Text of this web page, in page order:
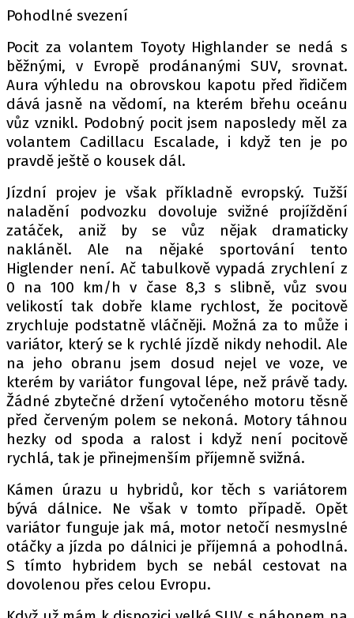
Pohodlné svezení
Pocit za volantem Toyoty Highlander se nedá s
běžnými, v Evropě prodánanými SUV, srovnat.
Aura výhledu na obrovskou kapotu před řidičem
dává jasně na vědomí, na kterém břehu oceánu
vůz vznikl. Podobný pocit jsem naposledy měl za
volantem Cadillacu Escalade, i když ten je po
pravdě ještě o kousek dál.
Jízdní projev je však příkladně evropský. Tužší
naladění podvozku dovoluje svižné projíždění
zatáček, aniž by se vůz nějak dramaticky
nakláněl. Ale na nějaké sportování tento
Higlender není. Ač tabulkově vypadá zrychlení z
0 na 100 km/h v čase 8,3 s slibně, vůz svou
velikostí tak dobře klame rychlost, že pocitově
zrychluje podstatně vláčněji. Možná za to může i
variátor, který se k rychlé jízdě nikdy nehodil. Ale
na jeho obranu jsem dosud nejel ve voze, ve
kterém by variátor fungoval lépe, než právě tady.
Žádné zbytečné držení vytočeného motoru těsně
před červeným polem se nekoná. Motory táhnou
hezky od spoda a ralost i když není pocitově
rychlá, tak je přinejmenším příjemně svižná.
Kámen úrazu u hybridů, kor těch s variátorem
bývá dálnice. Ne však v tomto případě. Opět
variátor funguje jak má, motor netočí nesmyslné
otáčky a jízda po dálnici je příjemná a pohodlná.
S tímto hybridem bych se nebál cestovat na
dovolenou přes celou Evropu.